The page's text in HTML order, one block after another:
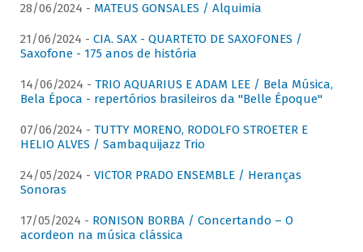
28/06/2024 - MATEUS GONSALES / Alquimia
21/06/2024 - CIA. SAX - QUARTETO DE SAXOFONES /
Saxofone - 175 anos de história
14/06/2024 - TRIO AQUARIUS E ADAM LEE / Bela Música,
Bela Época - repertórios brasileiros da "Belle Époque"
07/06/2024 - TUTTY MORENO, RODOLFO STROETER E
HELIO ALVES / Sambaquijazz Trio
24/05/2024 - VICTOR PRADO ENSEMBLE / Heranças
Sonoras
17/05/2024 - RONISON BORBA / Concertando – O
acordeon na música clássica